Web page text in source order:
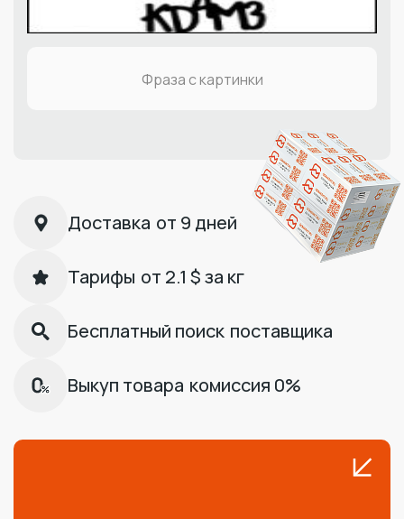
Доставка от 9 дней
Тарифы от 2.1 $ за кг
Бесплатный поиск поставщика
Выкуп товара комиссия 0%